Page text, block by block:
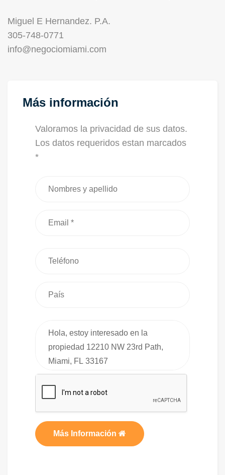
Miguel E Hernandez. P.A.
305-748-0771
info@negociomiami.com
Más información
Valoramos la privacidad de sus datos.
Los datos requeridos estan marcados
*
Más Información